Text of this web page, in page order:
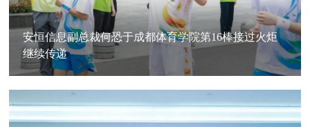
安恒信息副总裁何恐于成都体育学院第16棒接过火炬
继续传递